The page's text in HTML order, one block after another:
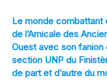
Le monde combattant
de l’Amicale des
Ouest avec son fanion
section UNP du
de part et d’autre du